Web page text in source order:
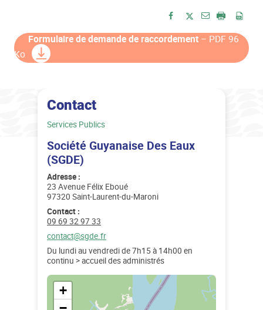
Partager sur Facebook
Partager sur
Envoyer par
Imprimer
Formulaire de demande de raccordement – PDF 96
Ko
Contact
Catégorie :
Services Publics
Société Guyanaise Des Eaux
(SGDE)
Adresse :
23 Avenue Félix Eboué
97320 Saint-Laurent-du-Maroni
Contact :
Téléphone :
09 69 32 97 33
Email :
contact@sgde.fr
Du lundi au vendredi de 7h15 à 14h00 en
continu > accueil des administrés
+